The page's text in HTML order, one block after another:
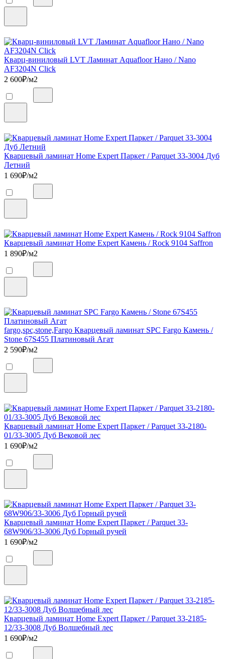
Кварц-виниловый LVT Ламинат Aquafloor Нано / Nano
AF3204N Click
2 600₽/м2
Кварцевый ламинат Home Expert Паркет / Parquet 33-3004 Дуб
Летний
1 690₽/м2
Кварцевый ламинат Home Expert Камень / Rock 9104 Saffron
1 890₽/м2
fargo,spc,stone,Fargo Кварцевый ламинат SPC Fargo Камень /
Stone 67S455 Платиновый Агат
2 590₽/м2
Кварцевый ламинат Home Expert Паркет / Parquet 33-2180-
01/33-3005 Дуб Вековой лес
1 690₽/м2
Кварцевый ламинат Home Expert Паркет / Parquet 33-
68W906/33-3006 Дуб Горный ручей
1 690₽/м2
Кварцевый ламинат Home Expert Паркет / Parquet 33-2185-
12/33-3008 Дуб Волшебный лес
1 690₽/м2